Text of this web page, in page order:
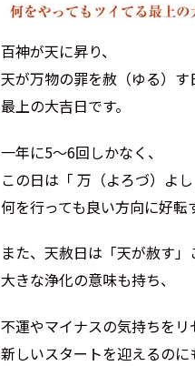
百神が天に昇り、
天が万物の罪を赦（ゆる）す
最上の大吉日です。
一年に5～6回しかなく、
この日は「 万（よろづ）よ
何を行っても良い方向に好転
また、天赦日は「天が赦す」
大きな浄化の意味も持ち、
不運やマイナスの気持ちをリ
新しいスタートを迎えるのに